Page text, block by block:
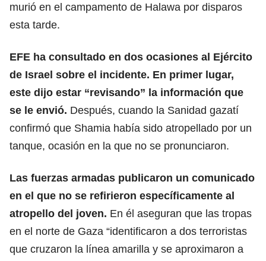
murió en el campamento de Halawa por disparos
esta tarde.
EFE ha consultado en dos ocasiones al Ejército
de Israel sobre el incidente. En primer lugar,
este dijo estar “revisando” la información que
se le envió. Después, cuando la Sanidad gazatí
confirmó que Shamia había sido atropellado por un
tanque, ocasión en la que no se pronunciaron.
Las fuerzas armadas publicaron un comunicado
en el que no se refirieron específicamente al
atropello del joven. En él aseguran que las tropas
en el norte de Gaza “identificaron a dos terroristas
que cruzaron la línea amarilla y se aproximaron a